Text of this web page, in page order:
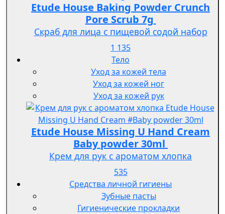
Etude House Baking Powder Crunch
Pore Scrub 7g
Скраб для лица с пищевой содой набор
1 135
Тело
Уход за кожей тела
Уход за кожей ног
Уход за кожей рук
Etude House Missing U Hand Cream
Baby powder 30ml
Крем для рук с ароматом хлопка
535
Средства личной гигиены
Зубные пасты
Гигиенические прокладки